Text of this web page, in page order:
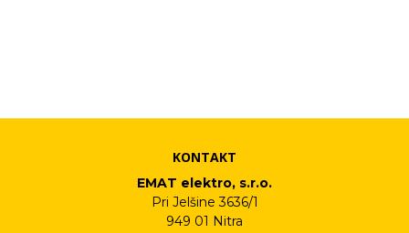
KONTAKT
EMAT elektro, s.r.o.
Pri Jelšine 3636/1
949 01 Nitra